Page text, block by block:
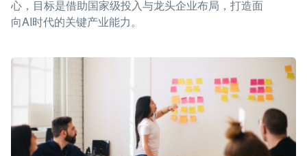
心，目标是借助国家级投入与龙头企业布局，打造面
向AI时代的关键产业能力。